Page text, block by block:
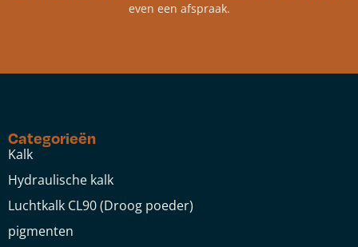
even een afspraak.
Categorieën
Kalk
Hydraulische kalk
Luchtkalk CL90 (Droog poeder)
pigmenten